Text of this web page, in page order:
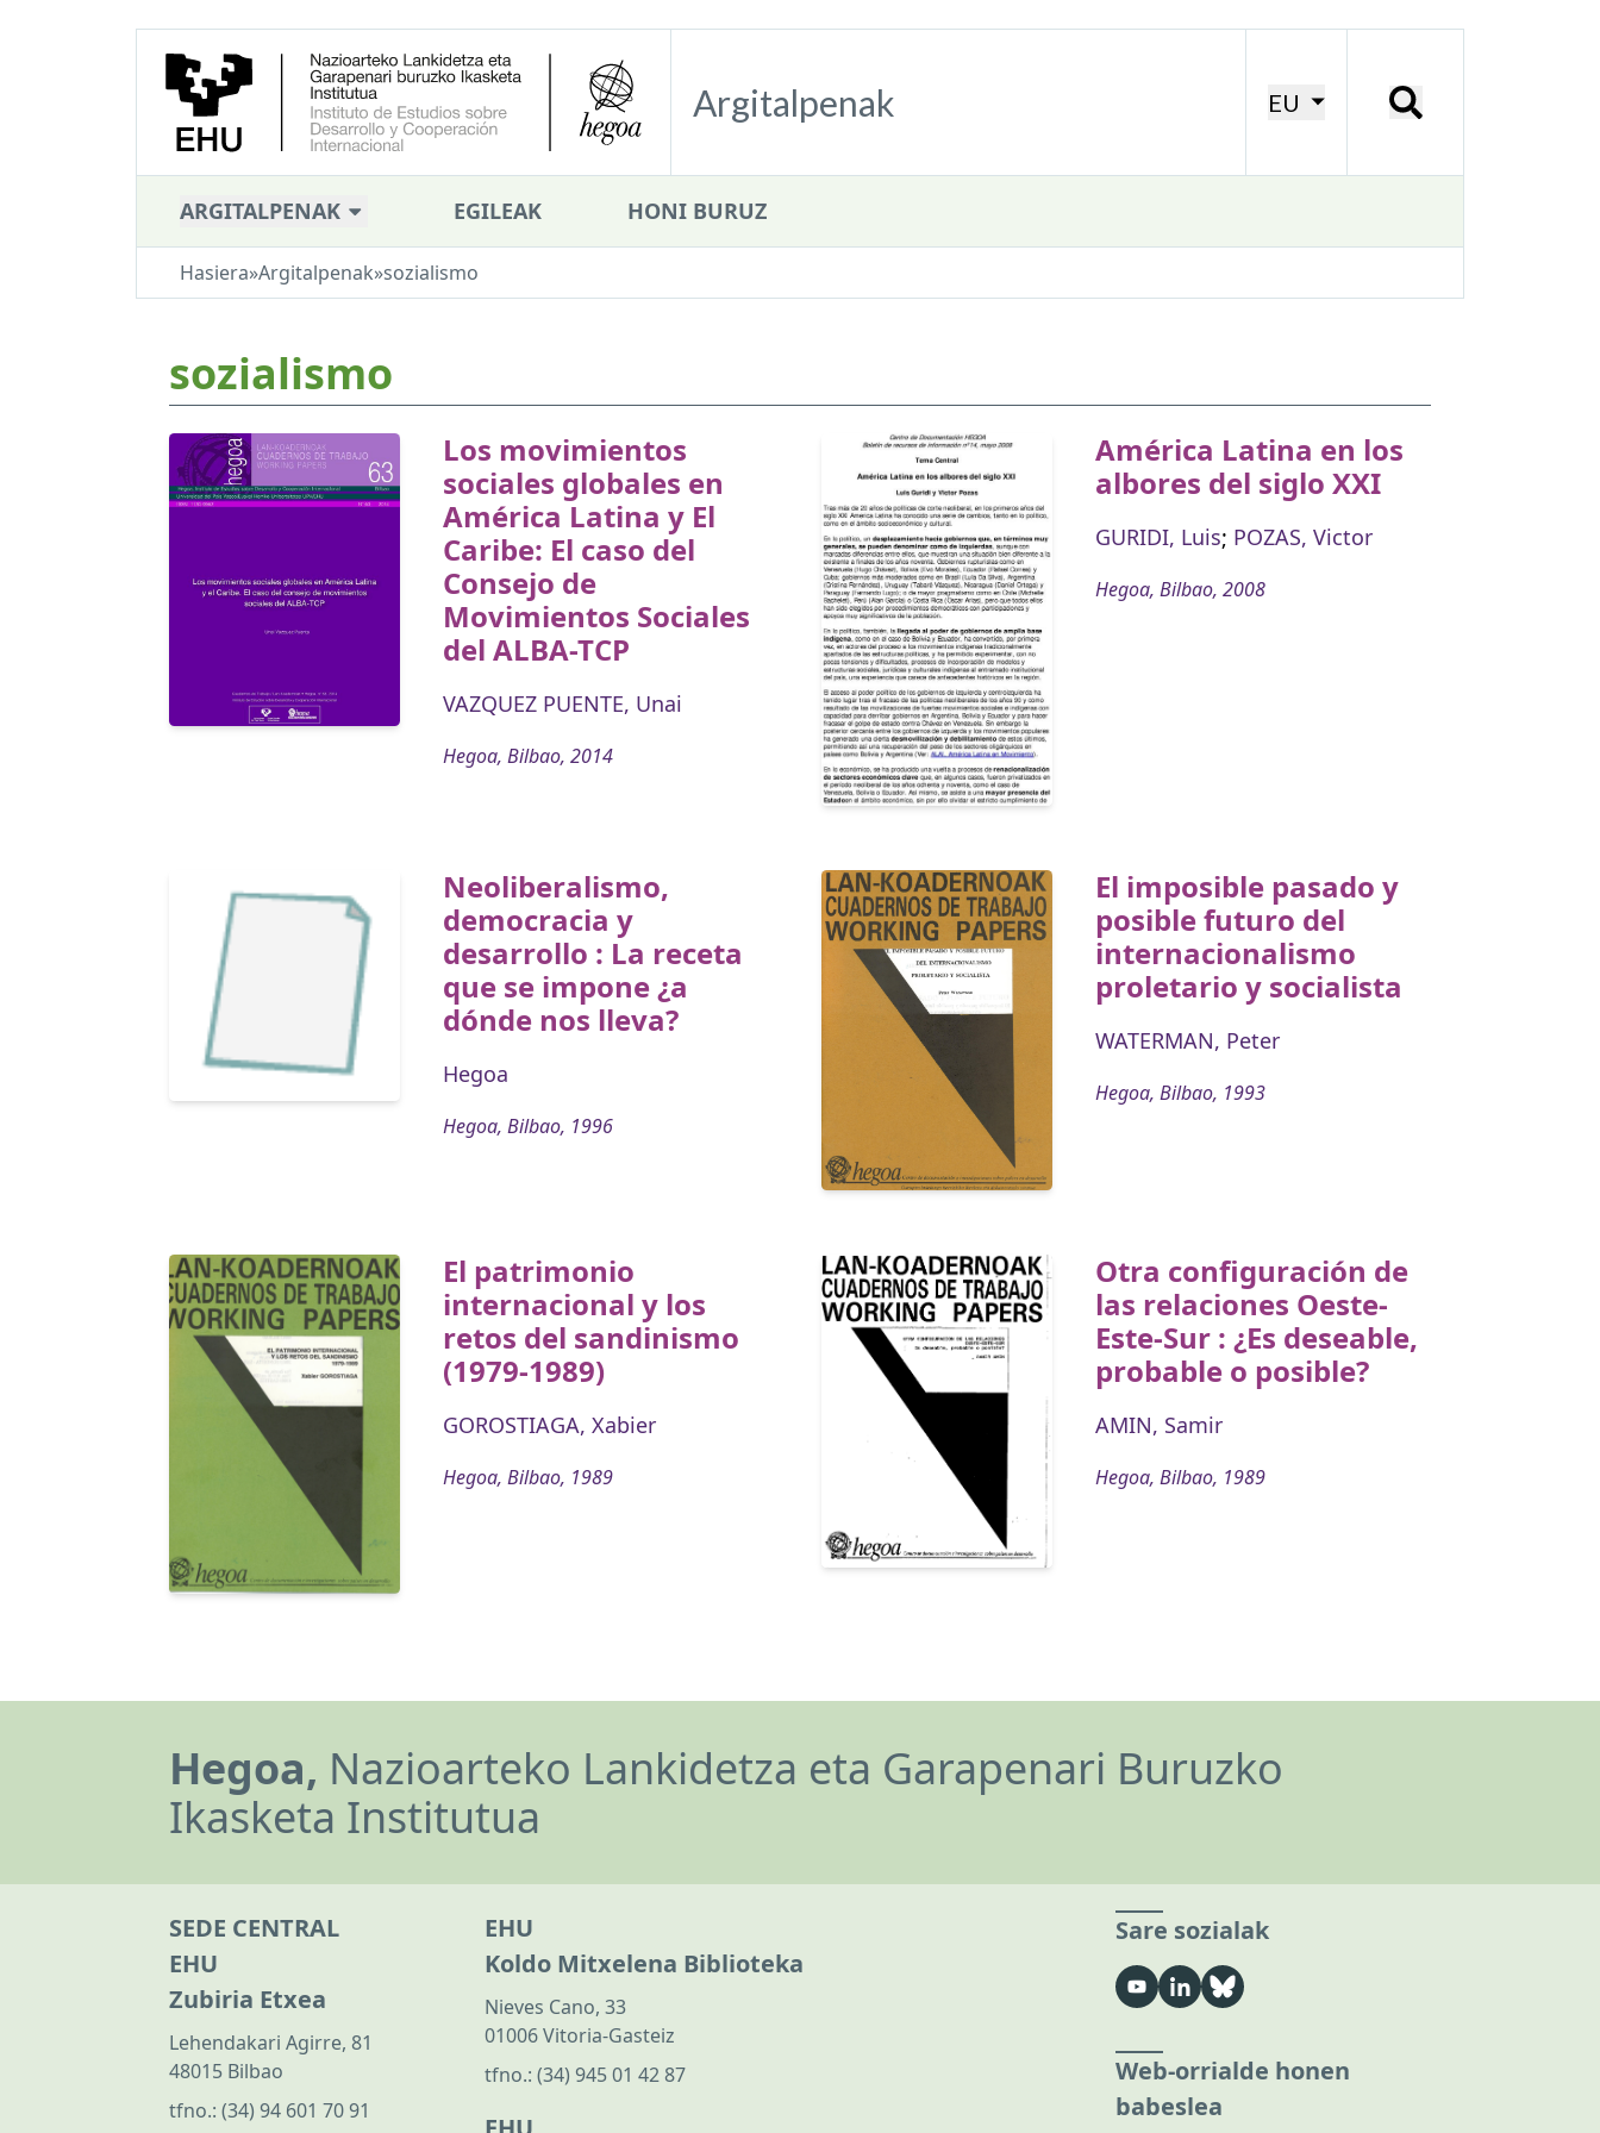
Argitalpenak EU
ARGITALPENAK EGILEAK HONI BURUZ
Hasiera»Argitalpenak»sozialismo
sozialismo
Los movimientos
sociales globales en
América Latina y El
Caribe: El caso del
Consejo de
Movimientos Sociales
del ALBA-TCP
VAZQUEZ PUENTE, Unai
Hegoa, Bilbao, 2014
América Latina en los
albores del siglo XXI
GURIDI, Luis; POZAS, Victor
Hegoa, Bilbao, 2008
Neoliberalismo,
democracia y
desarrollo : La receta
que se impone ¿a
dónde nos lleva?
Hegoa
Hegoa, Bilbao, 1996
El imposible pasado y
posible futuro del
internacionalismo
proletario y socialista
WATERMAN, Peter
Hegoa, Bilbao, 1993
El patrimonio
internacional y los
retos del sandinismo
(1979-1989)
GOROSTIAGA, Xabier
Hegoa, Bilbao, 1989
Otra configuración de
las relaciones Oeste-
Este-Sur : ¿Es deseable,
probable o posible?
AMIN, Samir
Hegoa, Bilbao, 1989
Hegoa, Nazioarteko Lankidetza eta Garapenari Buruzko
Ikasketa Institutua
SEDE CENTRAL
EHU
Zubiria Etxea
Lehendakari Agirre, 81
48015 Bilbao
tfno.: (34) 94 601 70 91
EHU
Koldo Mitxelena Biblioteka
Nieves Cano, 33
01006 Vitoria-Gasteiz
tfno.: (34) 945 01 42 87
Sare sozialak
Web-orrialde honen
babeslea